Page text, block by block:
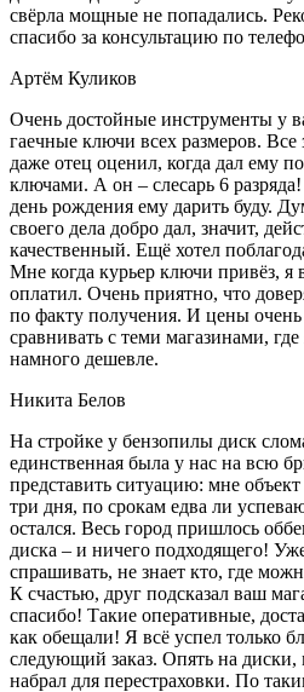
свёрла мощные не попадались.
спасибо за консультацию по
Артём Куликов
Очень достойные инструменты у
гаечные ключи всех размеров. Все
даже отец оценил, когда дал ему
ключами. А он – слесарь 6
день рождения ему дарить буду.
своего дела добро дал, значит,
качественный. Ещё хотел
Мне когда курьер ключи привёз, я
оплатил. Очень приятно, что
по факту получения. И цены
сравнивать с теми магазинами,
намного дешевле.
Никита Белов
На стройке у бензопилы диск
единственная была у нас на всю
представить ситуацию: мне объект
три дня, по срокам едва ли
остался. Весь город пришлось
диска – и ничего подходящего!
спрашивать, не знает кто, где
К счастью, друг подсказал ваш
спасибо! Такие оперативные,
как обещали! Я всё успел только
следующий заказ. Опять на диски,
набрал для перестраховки. По